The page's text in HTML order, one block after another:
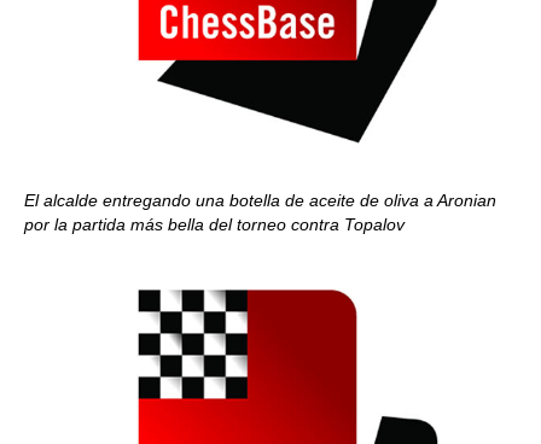
El alcalde entregando una botella de aceite de oliva a Aronian
por la partida más bella del torneo contra Topalov